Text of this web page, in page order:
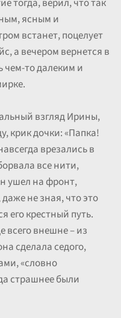
тогда, верил, что так
ясным и
встанет, поцелует
а вечером вернется в
чем-то далеким и
взгляд Ирины,
крик дочки: «Папка!
врезались в
все нити,
ушел на фронт,
не зная, что это
его крестный путь.
всего внешне – из
сделала седого,
«словно
страшнее были